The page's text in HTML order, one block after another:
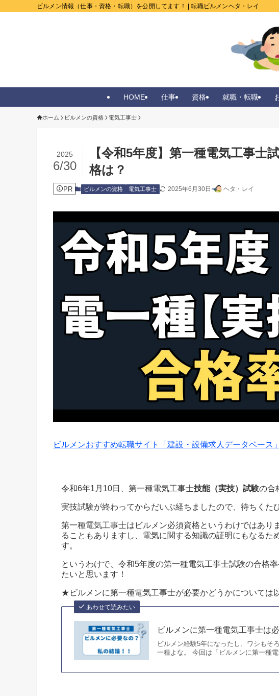
ビルメン情報（仕事・資格・転職）を公開してます！ | 転職ビルメンヘタ・レイ
HOME 仕事 資格 就職・転職
ホーム ビルメンの資格 電気工事士
【令和5年度】第一種電気工事士
格は？
2025
6/30
PR ビルメンの資格 電気工事士 2025年6月30日 ヘタ・レイ
ビルメンおすすめ転職サイト「建設・設備求人データベース」
令和6年1月10日、第一種電気工事士技能（実技）試験の合
実技試験が終わってからだいぶ経ちましたので、待ちくた
第一種電気工事士はビルメン必須資格というわけではあり
ることもありますし、電気に関する知識の証明にもなるた
す。
というわけで、令和5年度の第一種電気工事士試験の合格
たいと思います！
★ビルメンに第一種電気工事士が必要かどうかについては
あわせて読みたい
ビルメンに第一種電気工事士は
ビルメン経験5年になったし、ワシもそ
一種よな。 今回は「ビルメンに第一種